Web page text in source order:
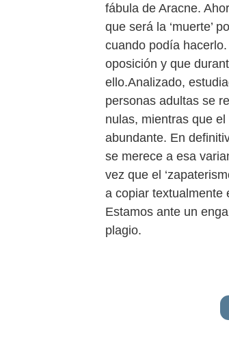
fábula de Aracne.
que será la ‘muerte’
cuando podía
oposición y que
ello.Analizado,
personas adultas se
nulas, mientras que
abundante. En
se merece a esa
vez que el
a copiar textualmente
Estamos ante un
plagio.